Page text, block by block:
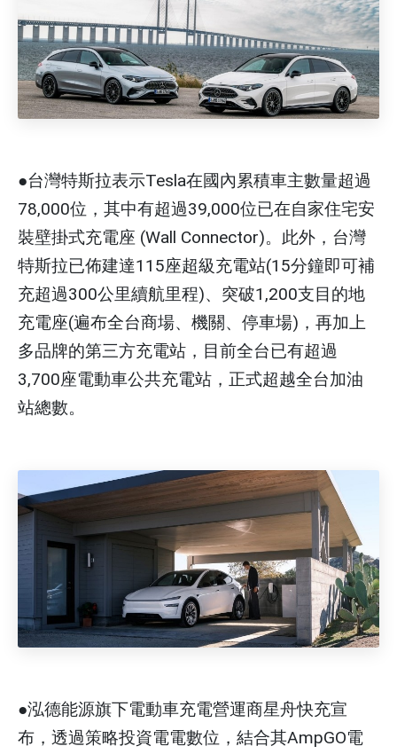
●台灣特斯拉表示Tesla在國內累積車主數量超過
78,000位，其中有超過39,000位已在自家住宅安
裝壁掛式充電座 (Wall Connector)。此外，台灣
特斯拉已佈建達115座超級充電站(15分鐘即可補
充超過300公里續航里程)、突破1,200支目的地
充電座(遍布全台商場、機關、停車場)，再加上
多品牌的第三方充電站，目前全台已有超過
3,700座電動車公共充電站，正式超越全台加油
站總數。
●泓德能源旗下電動車充電營運商星舟快充宣
布，透過策略投資電電數位，結合其AmpGO電